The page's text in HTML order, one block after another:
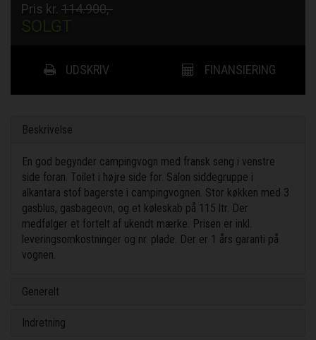
Pris kr. 114.900,-
SOLGT
UDSKRIV FINANSIERING
Beskrivelse
En god begynder campingvogn med fransk seng i venstre
side foran. Toilet i højre side for. Salon siddegruppe i
alkantara stof bagerste i campingvognen. Stor køkken med 3
gasblus, gasbageovn, og et køleskab på 115 ltr. Der
medfølger et fortelt af ukendt mærke. Prisen er inkl.
leveringsomkostninger og nr. plade. Der er 1 års garanti på
vognen.
Generelt
Indretning